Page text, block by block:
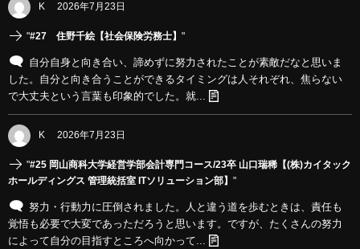
K 2026年7月23日
"#27 住野千絵【社会保険労務士】 "
自分自身と向き合い、諦めずに努力されたことが素敵だなと思いま
した。自分と向き合うことができるタイミングは人それぞれ、焦らない
で大丈夫という言葉も印象的でした。就...
K 2026年7月23日
"#25 岡山商科大学経営学部会計専門コース/23卒 山口瑞稀【(株)カイタック
ホールディングス 管理統括室 ITソリューション部】 "
努力・行動力に圧倒されました。人と違う道を歩むときは、責任も
覚悟も必要で大変であっただろうと思います。ですが、たくさんの努力
によって自分の目指すところへ向かって...